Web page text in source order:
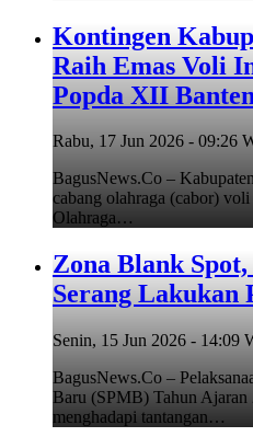
Kontingen
Raih Emas Voli
Popda XII
Rabu, 17 Jun 2026 - 09:26
BagusNews.Co –
cabang olahraga (cabor)
Olahraga…
Zona Blank
Serang Lakukan
Senin, 15 Jun 2026 - 14:09
BagusNews.Co –
Baru (SPMB) Tahun
menghadapi tantangan…